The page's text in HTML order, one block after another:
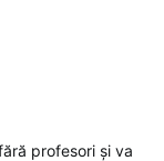
profesori și va